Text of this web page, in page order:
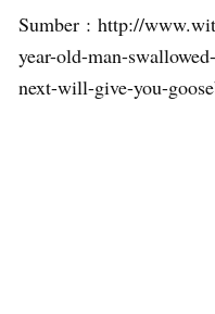
Sumber : http://
year-old-man-
next-will-give-you-